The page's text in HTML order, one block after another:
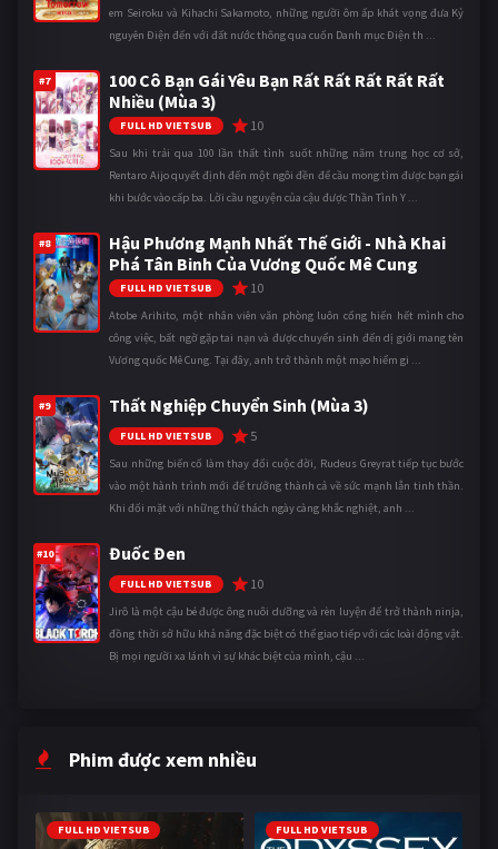
em Seiroku và Kihachi Sakamoto, những người ôm ấp khát vọng đưa Kỷ
nguyên Điện đến với đất nước thông qua cuốn Danh mục Điện th ...
#7
100 Cô Bạn Gái Yêu Bạn Rất Rất Rất Rất Rất
Nhiều (Mùa 3)
FULL HD VIETSUB 10
Sau khi trải qua 100 lần thất tình suốt những năm trung học cơ sở,
Rentaro Aijo quyết định đến một ngôi đền để cầu mong tìm được bạn gái
khi bước vào cấp ba. Lời cầu nguyện của cậu được Thần Tình Y ...
#8
Hậu Phương Mạnh Nhất Thế Giới - Nhà Khai
Phá Tân Binh Của Vương Quốc Mê Cung
FULL HD VIETSUB 10
Atobe Arihito, một nhân viên văn phòng luôn cống hiến hết mình cho
công việc, bất ngờ gặp tai nạn và được chuyển sinh đến dị giới mang tên
Vương quốc Mê Cung. Tại đây, anh trở thành một mạo hiểm gi ...
#9 Thất Nghiệp Chuyển Sinh (Mùa 3)
FULL HD VIETSUB 5
Sau những biến cố làm thay đổi cuộc đời, Rudeus Greyrat tiếp tục bước
vào một hành trình mới để trưởng thành cả về sức mạnh lẫn tinh thần.
Khi đối mặt với những thử thách ngày càng khắc nghiệt, anh ...
#10 Đuốc Đen
FULL HD VIETSUB 10
Jirô là một cậu bé được ông nuôi dưỡng và rèn luyện để trở thành ninja,
đồng thời sở hữu khả năng đặc biệt có thể giao tiếp với các loài động vật.
Bị mọi người xa lánh vì sự khác biệt của mình, cậu ...
Phim được xem nhiều
FULL HD VIETSUB FULL HD VIETSUB